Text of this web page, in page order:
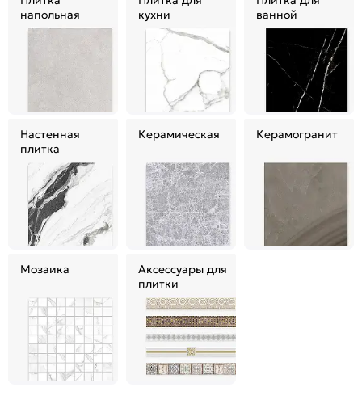
напольная
кухни
ванной
Настенная
плитка
Керамическая Керамогранит
Мозаика
Аксессуары для
плитки